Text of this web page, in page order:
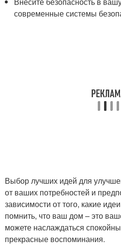
современные системы
Выбор лучших идей для
от ваших потребностей и
зависимости от того, какие
помнить, что ваш дом – это
можете наслаждаться
прекрасные воспоминания.